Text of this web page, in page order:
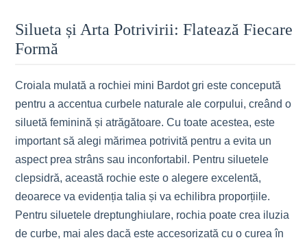
Silueta și Arta Potrivirii: Flatează Fiecare
Formă
Croiala mulată a rochiei mini Bardot gri este concepută
pentru a accentua curbele naturale ale corpului, creând o
siluetă feminină și atrăgătoare. Cu toate acestea, este
important să alegi mărimea potrivită pentru a evita un
aspect prea strâns sau inconfortabil. Pentru siluetele
clepsidră, această rochie este o alegere excelentă,
deoarece va evidenția talia și va echilibra proporțiile.
Pentru siluetele dreptunghiulare, rochia poate crea iluzia
de curbe, mai ales dacă este accesorizată cu o curea în